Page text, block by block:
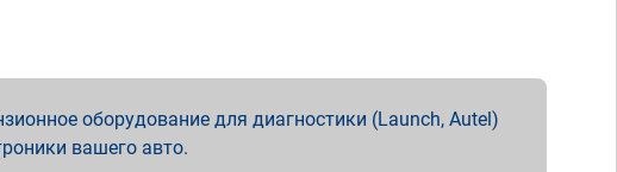
оборудование для диагностики (Launch, Autel)
вашего авто.